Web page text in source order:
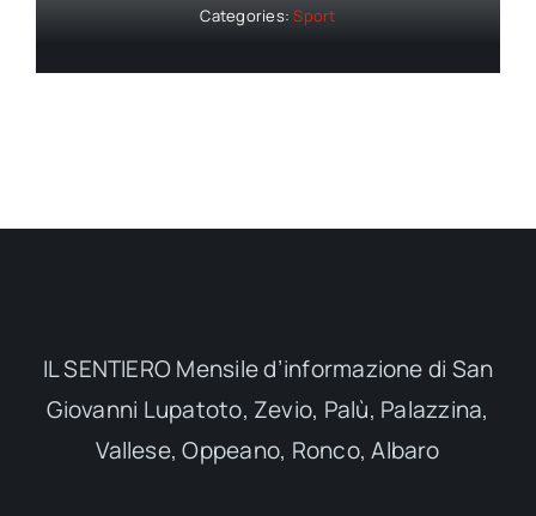
Categories:Sport
IL SENTIERO Mensile d’informazione di San
Giovanni Lupatoto, Zevio, Palù, Palazzina,
Vallese, Oppeano, Ronco, Albaro